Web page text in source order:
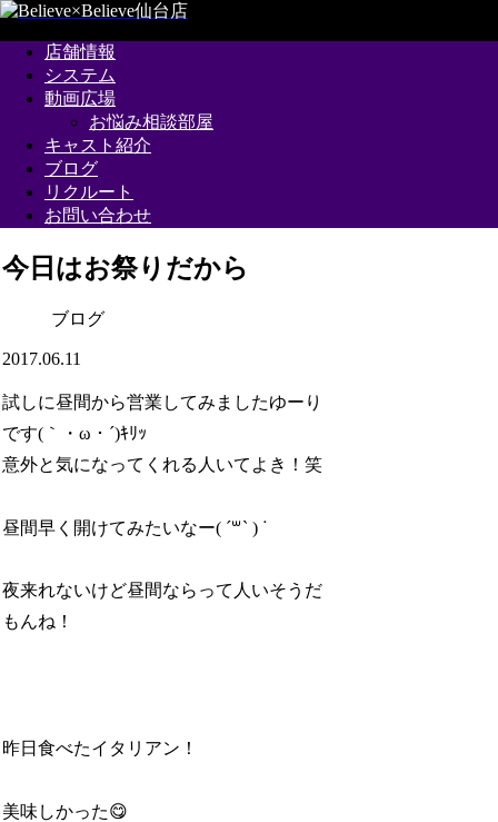
店舗情報
システム
動画広場
お悩み相談部屋
キャスト紹介
ブログ
リクルート
お問い合わせ
今日はお祭りだから
ブログ
2017.06.11
試しに昼間から営業してみましたゆーり
です(｀・ω・´)ｷﾘｯ
意外と気になってくれる人いてよき！笑
昼間早く開けてみたいなー( ˊ꒳ˋ ) ᐝ
夜来れないけど昼間ならって人いそうだ
もんね！
昨日食べたイタリアン！
美味しかった😋